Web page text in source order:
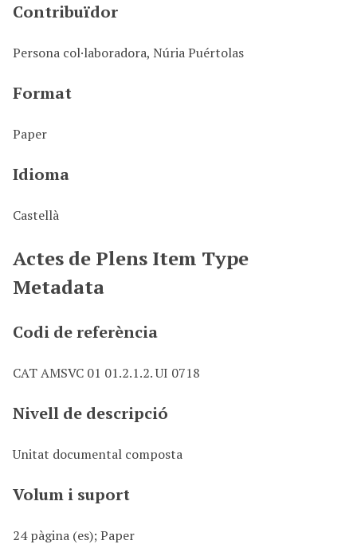
Contribuïdor
Persona col·laboradora, Núria Puértolas
Format
Paper
Idioma
Castellà
Actes de Plens Item Type
Metadata
Codi de referència
CAT AMSVC 01 01.2.1.2. UI 0718
Nivell de descripció
Unitat documental composta
Volum i suport
24 pàgina (es); Paper